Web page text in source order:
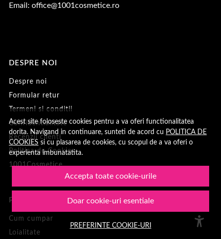
Acest site foloseste cookies pentru a va oferi functionalitatea
dorita. Navigand in continuare, sunteti de acord cu POLITICA DE
COOKIES si cu plasarea de cookies, cu scopul de a va oferi o
experienta imbunatatita.
Accepta toate cookie-urile
Doar cookie-uri esentiale
PREFERINTE COOKIE-URI
Email: office@1001cosmetice.ro
DESPRE NOI
Despre noi
Formular retur
Termeni si conditii
Confidentialitate
Recenzii clienți
Politica de Cookies
1001Cosmetice
PLATA SI LIVRARE
Cum cumpar
Loialitate